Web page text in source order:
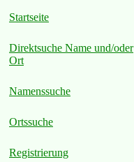
Startseite
Direktsuche Name und/oder
Ort
Namenssuche
Ortssuche
Registrierung